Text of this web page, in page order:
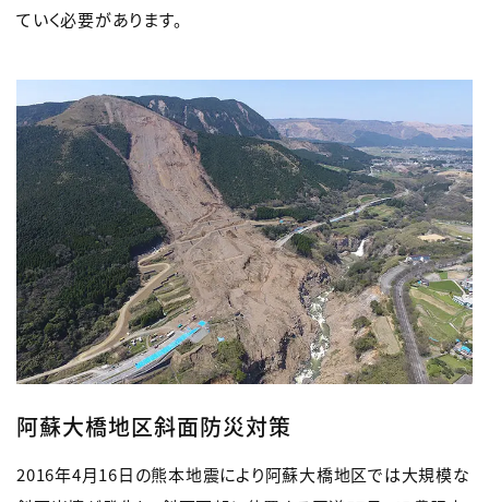
ていく必要があります。
阿蘇大橋地区斜面防災対策
2016年4月16日の熊本地震により阿蘇大橋地区では大規模な